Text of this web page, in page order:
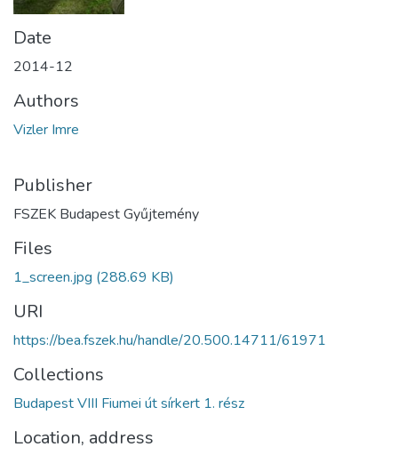
Date
2014-12
Authors
Vizler Imre
Publisher
FSZEK Budapest Gyűjtemény
Files
1_screen.jpg (288.69 KB)
URI
https://bea.fszek.hu/handle/20.500.14711/61971
Collections
Budapest VIII Fiumei út sírkert 1. rész
Location, address